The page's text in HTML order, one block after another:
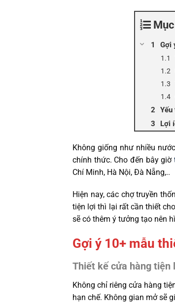
Gợi
Lợi
Không giống như nhiều
chính thức. Cho đến bây giờ
Chí Minh, Hà Nội, Đà Nẵng,..
Hiện nay, các chợ truyền
tiện lợi thì lại rất cần thiết
sẽ có thêm ý tưởng tạo nên
Gợi ý 10+ mẫu
Thiết kế cửa hàng tiện
Không chỉ riêng cửa hàng
hạn chế. Không gian mở sẽ